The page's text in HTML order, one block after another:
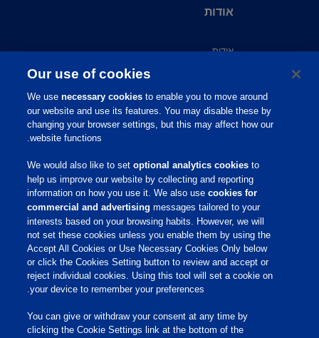
אודות
אודות
תמיכה מקצועית
מידע מקצועי
קריירה
שירות לקוחות
תנאי שימוש
הצהרת נגישות
Cookies Settings
מדיניות פרטיות
Our use of cookies
We usenecessary cookies to enable you to move around
our website and use its features. You may disable these by
changing your browser settings, but this may affect how our
website functions.
We would also like to setoptional analytics cookies to
help us improve our website by collecting and reporting
information on how you use it. We also usecookies for
commercial and advertising messages tailored to your
interests based on your browsing habits. However, we will
not set these cookies unless you enable them by using the
Accept All Cookies or Use Necessary Cookies Only below
or click the Cookies Setting button to review and accept or
reject individual cookies. Using this tool will set a cookie on
your device to remember your preferences.
You can give or withdraw your consent at any time by
clicking the Cookie Settings link at the bottom of the